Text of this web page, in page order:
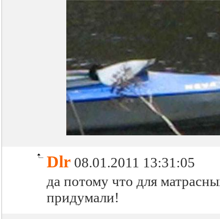
Dlr 08.01.2011 13:31:05
да потому что для
придумали!